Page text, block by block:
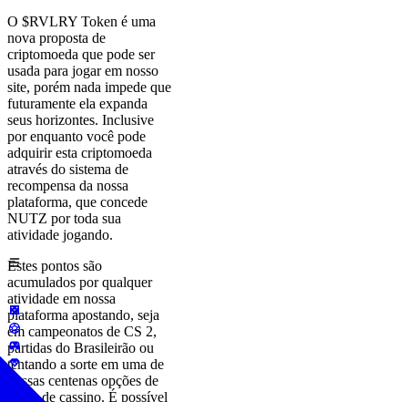
O $RVLRY Token é uma
nova proposta de
criptomoeda que pode ser
usada para jogar em nosso
site, porém nada impede que
futuramente ela expanda
seus horizontes. Inclusive
por enquanto você pode
adquirir esta criptomoeda
através do sistema de
recompensa da nossa
plataforma, que concede
NUTZ por toda sua
atividade jogando.
Estes pontos são
acumulados por qualquer
atividade em nossa
plataforma apostando, seja
em campeonatos de CS 2,
partidas do Brasileirão ou
tentando a sorte em uma de
nossas centenas opções de
jogos de cassino. É possível